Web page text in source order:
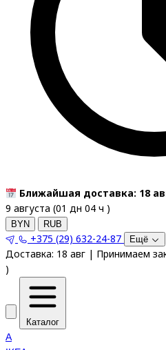
Ближайшая доставка: 18
9 августа (01 дн 04 ч )
BYN RUB
+375 (29) 632-24-87 Ещё
Доставка: 18 авг | Принимаем
)
Каталог
A